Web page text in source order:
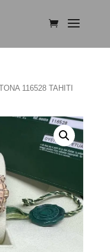
116528 TAHITI